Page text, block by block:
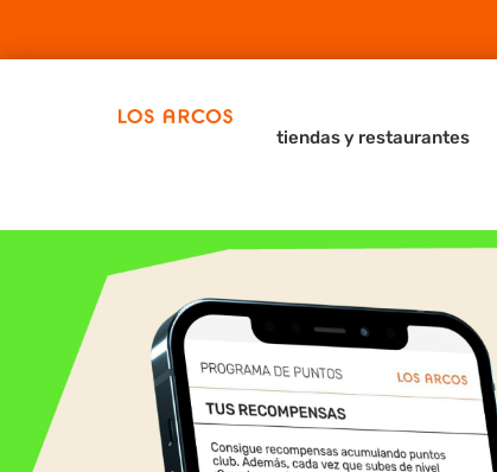
tiendas y restaurantes